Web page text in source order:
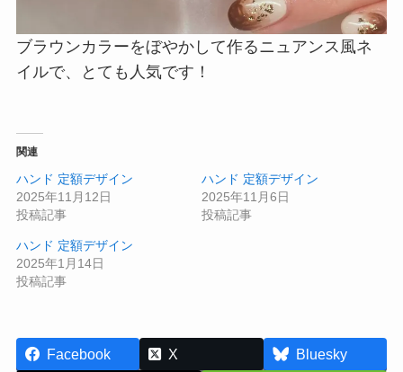
ブラウンカラーをぼやかして作るニュアンス風ネ
イルで、とても人気です！
関連
ハンド 定額デザイン
2025年11月12日
投稿記事
ハンド 定額デザイン
2025年11月6日
投稿記事
ハンド 定額デザイン
2025年1月14日
投稿記事
Facebook X
Bluesky